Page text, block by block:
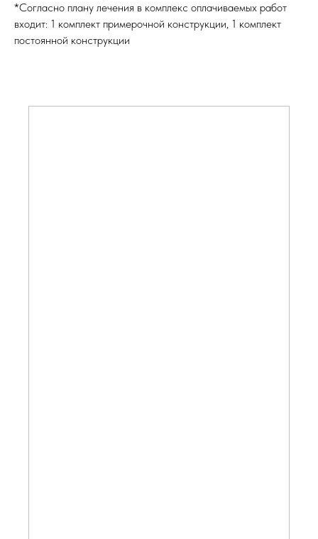
*Согласно плану лечения в комплекс оплачиваемых работ
входит: 1 комплект примерочной конструкции, 1 комплект
постоянной конструкции